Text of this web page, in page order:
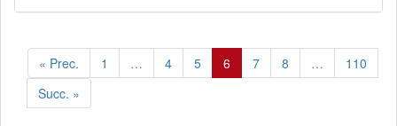
« Prec. 1 … 4 5 6 7 8 …
110
Succ. »